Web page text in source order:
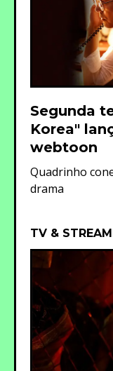
Segunda
Korea"
webtoon
Quadrinho
drama
TV &